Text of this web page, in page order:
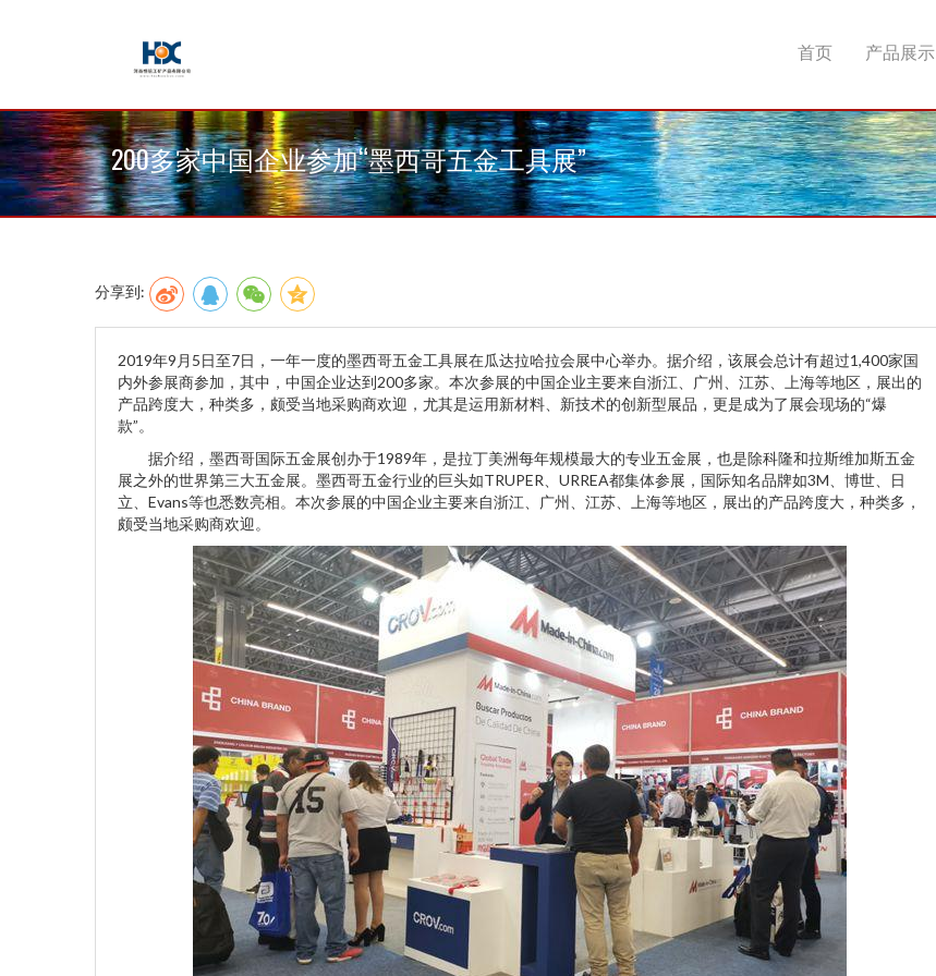
首页 产品展示
200多家中国企业参加“墨西哥五金工具展”
分享到:
2019年9月5日至7日，一年一度的墨西哥五金工具展在瓜达拉哈拉会展中心举办。据介绍，该展会总计有超过1,400家国
内外参展商参加，其中，中国企业达到200多家。本次参展的中国企业主要来自浙江、广州、江苏、上海等地区，展出的
产品跨度大，种类多，颇受当地采购商欢迎，尤其是运用新材料、新技术的创新型展品，更是成为了展会现场的“爆
款”。
据介绍，墨西哥国际五金展创办于1989年，是拉丁美洲每年规模最大的专业五金展，也是除科隆和拉斯维加斯五金
展之外的世界第三大五金展。墨西哥五金行业的巨头如TRUPER、URREA都集体参展，国际知名品牌如3M、博世、日
立、Evans等也悉数亮相。本次参展的中国企业主要来自浙江、广州、江苏、上海等地区，展出的产品跨度大，种类多，
颇受当地采购商欢迎。